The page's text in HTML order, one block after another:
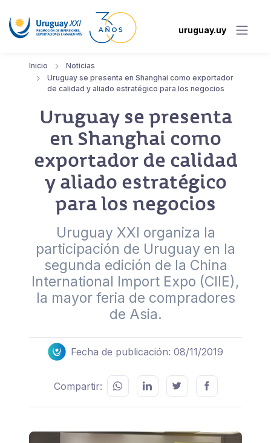
uruguay.uy
Inicio
Noticias
Uruguay se presenta en Shanghai como exportador
de calidad y aliado estratégico para los negocios
Uruguay se presenta
en Shanghai como
exportador de calidad
y aliado estratégico
para los negocios
Uruguay XXI organiza la
participación de Uruguay en la
segunda edición de la China
International Import Expo (CIIE),
la mayor feria de compradores
de Asia.
Fecha de publicación: 08/11/2019
Compartir: